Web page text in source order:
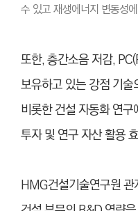
수 있고 재생에너지 변동성
또한, 층간소음 저감,
보유하고 있는 강점 기
비롯한 건설 자동화 연
투자 및 연구 자산 활용
HMG건설기술연구원 관